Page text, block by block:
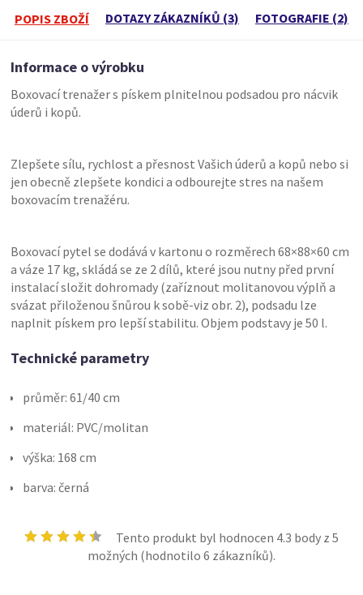
POPIS ZBOŽÍ DOTAZY ZÁKAZNÍKŮ (3) FOTOGRAFIE (2)
Informace o výrobku
Boxovací trenažer s pískem plnitelnou podsadou pro nácvik
úderů i kopů.
Zlepšete sílu, rychlost a přesnost Vašich úderů a kopů nebo si
jen obecně zlepšete kondici a odbourejte stres na našem
boxovacím trenažéru.
Boxovací pytel se dodává v kartonu o rozměrech 68×88×60 cm
a váze 17 kg, skládá se ze 2 dílů, které jsou nutny před první
instalací složit dohromady (zaříznout molitanovou výplň a
svázat přiloženou šnůrou k sobě-viz obr. 2), podsadu lze
naplnit pískem pro lepší stabilitu. Objem podstavy je 50 l.
Technické parametry
průměr: 61/40 cm
materiál: PVC/molitan
výška: 168 cm
barva: černá
Tento produkt byl hodnocen 4.3 body z 5
možných (hodnotilo 6 zákazníků).